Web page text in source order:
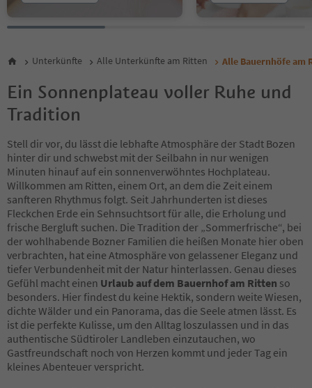
Unterkünfte Alle Unterkünfte am Ritten Alle Bauernhöfe am
Ein Sonnenplateau voller Ruhe und
Tradition
Stell dir vor, du lässt die lebhafte Atmosphäre der Stadt Bozen
hinter dir und schwebst mit der Seilbahn in nur wenigen
Minuten hinauf auf ein sonnenverwöhntes Hochplateau.
Willkommen am Ritten, einem Ort, an dem die Zeit einem
sanfteren Rhythmus folgt. Seit Jahrhunderten ist dieses
Fleckchen Erde ein Sehnsuchtsort für alle, die Erholung und
frische Bergluft suchen. Die Tradition der „Sommerfrische“, bei
der wohlhabende Bozner Familien die heißen Monate hier oben
verbrachten, hat eine Atmosphäre von gelassener Eleganz und
tiefer Verbundenheit mit der Natur hinterlassen. Genau dieses
Gefühl macht einen Urlaub auf dem Bauernhof am Ritten so
besonders. Hier findest du keine Hektik, sondern weite Wiesen,
dichte Wälder und ein Panorama, das die Seele atmen lässt. Es
ist die perfekte Kulisse, um den Alltag loszulassen und in das
authentische Südtiroler Landleben einzutauchen, wo
Gastfreundschaft noch von Herzen kommt und jeder Tag ein
kleines Abenteuer verspricht.